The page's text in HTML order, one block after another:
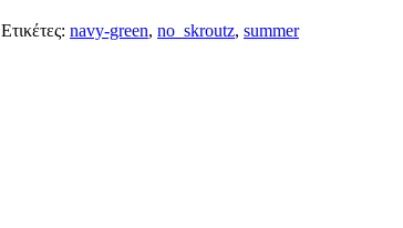
Ετικέτες: navy-green, no_skroutz, summer